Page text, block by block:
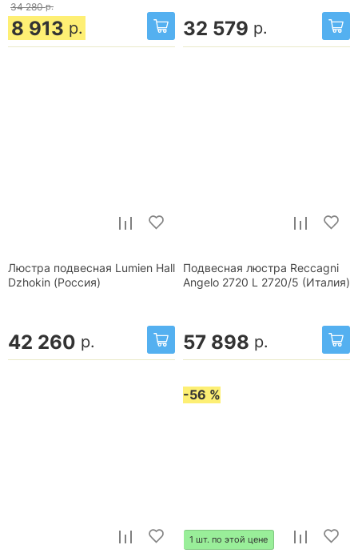
34 280 р.
8 913 р. 32 579 р.
Люстра подвесная Lumien Hall
Dzhokin (Россия)
42 260 р.
Подвесная люстра Reccagni
Angelo 2720 L 2720/5 (Италия)
57 898 р.
-56 %
1 шт. по этой цене